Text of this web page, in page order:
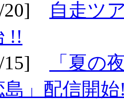
20]
自走ツ
!!
15]
「夏の
島」配信開